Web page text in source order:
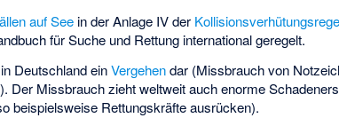
auf See in der Anlage IV der
für Suche und Rettung international geregelt.
Deutschland einVergehendar (Missbrauch von
Der Missbrauch zieht weltweit auch enorme
beispielsweise Rettungskräfte ausrücken).